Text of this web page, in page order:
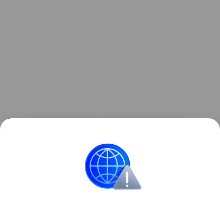
Читайте также:Лето без планшета – чем занять
Контент недоступен